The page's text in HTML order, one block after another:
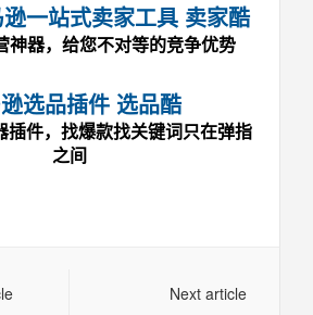
一站式卖家工具 卖家酷
神器，给您不对等的竞争优势
选品插件 选品酷
插件，找爆款找关键词只在弹指
之间
Next article